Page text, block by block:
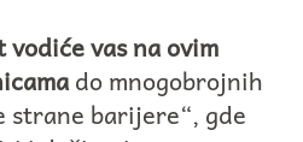
vas na ovim
do mnogobrojnih
strane barijere“, gde